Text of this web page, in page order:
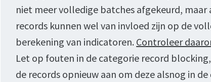
niet meer volledige batches afgekeurd,
records kunnen wel van invloed zijn op de
berekening van indicatoren. Controleer
Let op fouten in de categorie record
de records opnieuw aan om deze alsnog in